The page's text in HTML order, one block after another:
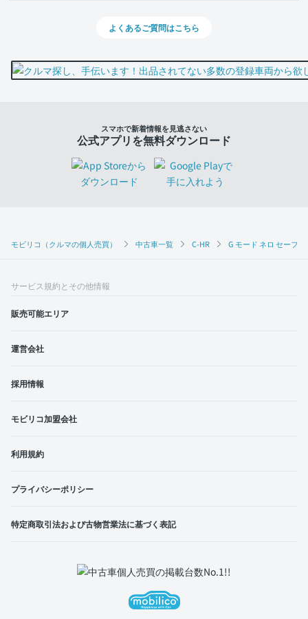
モビリコ（クルマの個人売買） 中古車一覧 C-HR G モード ネロ セーフ
よくあるご質問はこちら
スマホで新着情報を見逃さない
公式アプリを無料ダウンロード
サービス規約とその他情報
販売可能エリア
運営会社
採用情報
モビリコ加盟会社
利用規約
プライバシーポリシー
特定商取引法および古物営業法に基づく表記